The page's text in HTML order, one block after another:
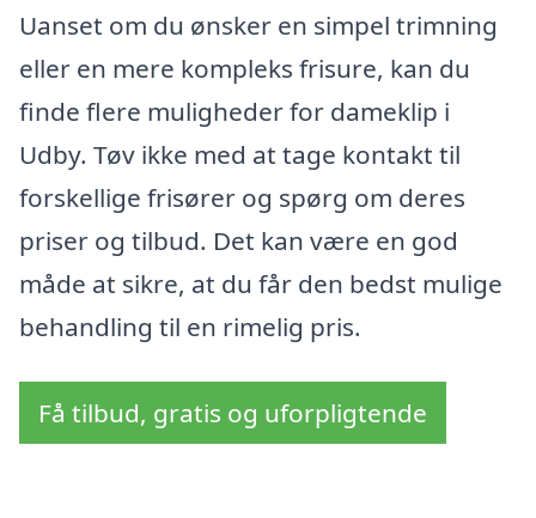
Uanset om du ønsker en simpel trimning
eller en mere kompleks frisure, kan du
finde flere muligheder for dameklip i
Udby. Tøv ikke med at tage kontakt til
forskellige frisører og spørg om deres
priser og tilbud. Det kan være en god
måde at sikre, at du får den bedst mulige
behandling til en rimelig pris.
Få tilbud, gratis og uforpligtende